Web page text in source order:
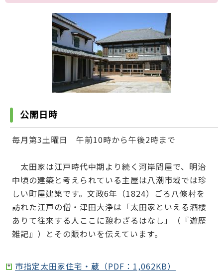
公開日時
毎月第3土曜日 午前10時から午後2時まで
太田家は江戸時代中期より続く河岸問屋で、明治
中頃の建築と考えられている主屋は八潮市域では珍
しい町屋建築です。文政6年（1824）ごろ八條村を
訪れた江戸の僧・津田大浄は「太田家といえる酒楼
ありて往来する人ここに憩わざるはなし」（『遊歴
雑記』）とその賑わいを伝えています。
市指定太田家住宅・蔵（PDF：1,062KB）